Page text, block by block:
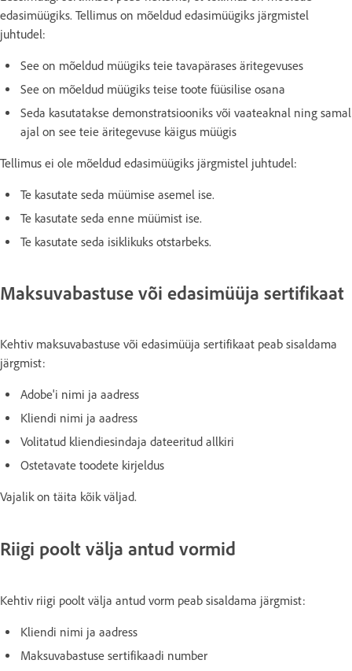
edasimüügiks. Tellimus on mõeldud edasimüügiks järgmistel
juhtudel:
See on mõeldud müügiks teie tavapärases äritegevuses
See on mõeldud müügiks teise toote füüsilise osana
Seda kasutatakse demonstratsiooniks või vaateaknal ning samal
ajal on see teie äritegevuse käigus müügis
Tellimus ei ole mõeldud edasimüügiks järgmistel juhtudel:
Te kasutate seda müümise asemel ise.
Te kasutate seda enne müümist ise.
Te kasutate seda isiklikuks otstarbeks.
Maksuvabastuse või edasimüüja sertifikaat
Kehtiv maksuvabastuse või edasimüüja sertifikaat peab sisaldama
järgmist:
Adobe'i nimi ja aadress
Kliendi nimi ja aadress
Volitatud kliendiesindaja dateeritud allkiri
Ostetavate toodete kirjeldus
Vajalik on täita kõik väljad.
Riigi poolt välja antud vormid
Kehtiv riigi poolt välja antud vorm peab sisaldama järgmist:
Kliendi nimi ja aadress
Maksuvabastuse sertifikaadi number